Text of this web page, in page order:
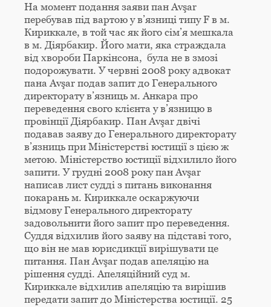
На момент подання заяви пан Avşar
перебував під вартою у в’язниці типу F в м.
Кириккале, в той час як його сім’я мешкала
в м. Діярбакир. Його мати, яка страждала
від хвороби Паркінсона, була не в змозі
подорожувати. У червні 2008 року адвокат
пана Avşar подав запит до Генерального
директорату в’язниць м. Анкара про
переведення свого клієнта у в’язницю в
провінції Діярбакир. Пан Avşar двічі
подавав заяву до Генерального директорату
в’язниць при Міністерстві юстиції з цією ж
метою. Міністерство юстиції відхилило його
запити. У грудні 2008 року пан Avşar
написав лист судді з питань виконання
покарань м. Кириккале оскаржуючи
відмову Генерального директорату
задовольнити його запит про переведення.
Суддя відхилив його заяву на підставі того,
що він не мав юрисдикції вирішувати це
питання. Пан Avşar подав апеляцію на
рішення судді. Апеляційний суд м.
Кириккале відхилив апеляцію та вирішив
передати запит до Міністерства юстиції. 25